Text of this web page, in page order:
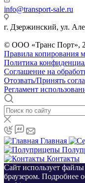
info@transport-sale.ru
г. Дзержинский, ул.
© ООО «Транс Порт»,
Правила копирования
Политика
Соглашение на
Отозвать/Принять
Регламент
Главная
Контакты
Сайт использует
браузером. Подробнее